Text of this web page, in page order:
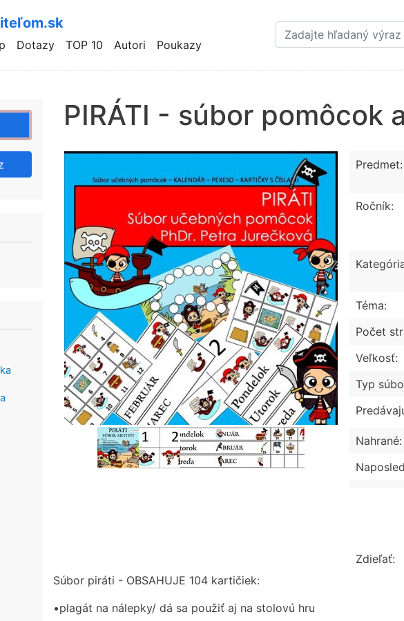
hlavný
Dotazy TOP 10 Autori Poukazy
PIRÁTI - súbor pomôcok
Predmet:
Ročník:
Téma:
Počet
Veľkosť:
Typ
Nahrané:
Zdieľať:
Súbor piráti - OBSAHUJE 104 kartičiek:
•plagát na nálepky/ dá sa použiť aj na stolovú hru